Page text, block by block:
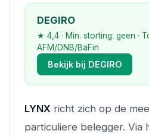
DEGIRO
★ 4,4 · Min. storting: geen ·
AFM/DNB/BaFin
Bekijk bij DEGIRO
LYNX richt zich op de
particuliere belegger. Via